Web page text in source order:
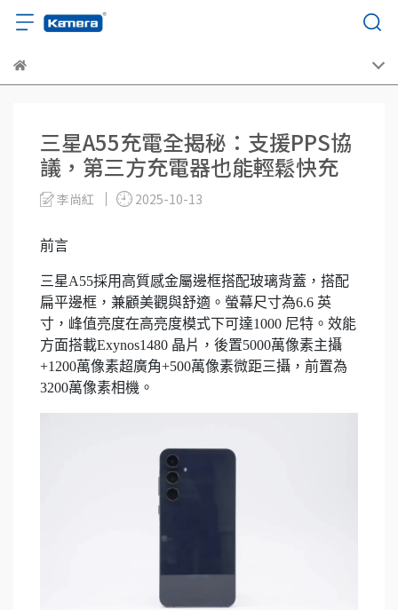
三星A55充電全揭秘：支援PPS協
議，第三方充電器也能輕鬆快充
李尚紅 2025-10-13
前言
三星A55採用高質感金屬邊框搭配玻璃背蓋，搭配
扁平邊框，兼顧美觀與舒適。螢幕尺寸為6.6 英
寸，峰值亮度在高亮度模式下可達1000 尼特。效能
方面搭載Exynos1480 晶片，後置5000萬像素主攝
+1200萬像素超廣角+500萬像素微距三攝，前置為
3200萬像素相機。